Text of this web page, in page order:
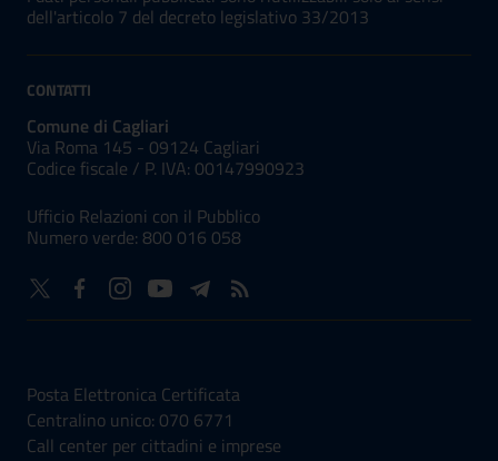
dell'articolo 7 del decreto legislativo 33/2013
CONTATTI
Comune di Cagliari
Via Roma 145 - 09124 Cagliari
Codice fiscale / P. IVA: 00147990923
Ufficio Relazioni con il Pubblico
Numero verde: 800 016 058
Posta Elettronica Certificata
Centralino unico: 070 6771
Call center per cittadini e imprese